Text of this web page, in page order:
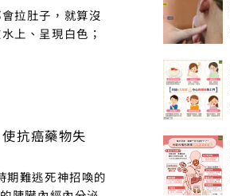
拉肚子，就算沒
上、呈現白色；
抗癌藥物失
期難逃死神招喚的